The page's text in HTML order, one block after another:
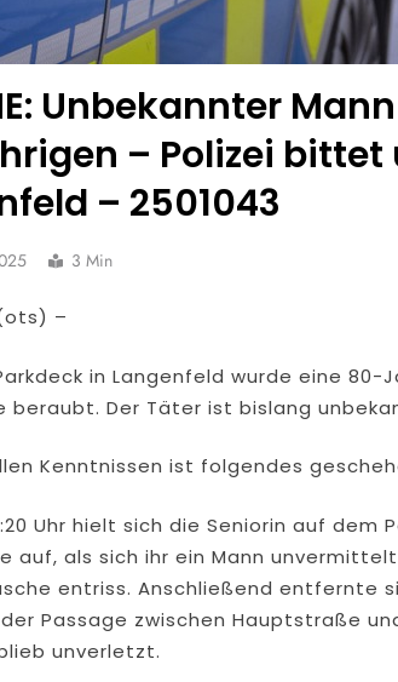
Unbekannter
– Polizei bittet
– 2501043
3 Min
–
in Langenfeld wurde eine 80-
beraubt. Der Täter ist bislang
Kenntnissen ist folgendes
Uhr hielt sich die Seniorin auf dem
auf, als sich ihr ein Mann
entriss. Anschließend entfernte
Passage zwischen Hauptstraße
unverletzt.